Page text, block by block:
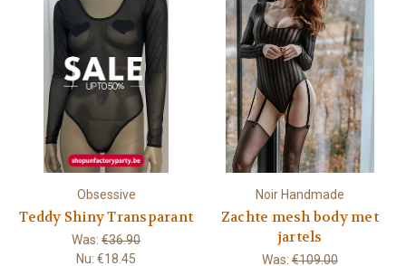
Obsessive
Teddy Shiny Transparant
Was:€36.90
Nu:€18.45
Noir Handmade
Zachte mesh body met
jartels
Was:€109.00